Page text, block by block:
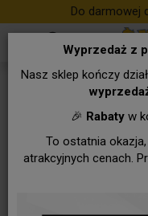
Wyprzedaż z
Nasz sklep kończy
🎉 Rabatyw
To ostatnia
atrakcyjnych cenach.
Do darmowej